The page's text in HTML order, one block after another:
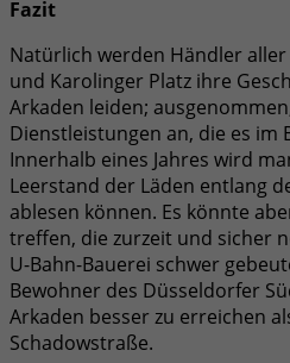
Fazit
Natürlich werden Händler
und Karolinger Platz ihre
Arkaden leiden;
Dienstleistungen an, die es im
Innerhalb eines Jahres wird
Leerstand der Läden entlang
ablesen können. Es könnte
treffen, die zurzeit und sicher
U-Bahn-Bauerei schwer
Bewohner des Düsseldorfer
Arkaden besser zu erreichen
Schadowstraße.